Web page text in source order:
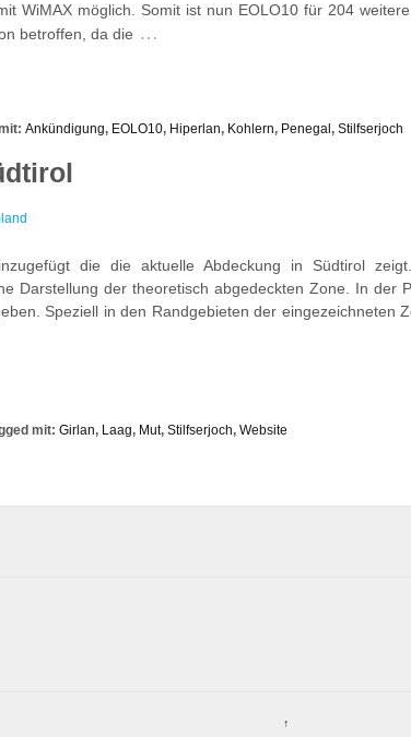
WiMAX möglich. Somit ist nun EOLO10 für 204
betroffen, da die …
Ankündigung, EOLO10, Hiperlan, Kohlern, Penegal, Stilfserjoch
die die aktuelle Abdeckung in Südtirol
Darstellung der theoretisch abgedeckten Zone. In der
Speziell in den Randgebieten der eingezeichneten
mit: Girlan, Laag, Mut, Stilfserjoch, Website
↑